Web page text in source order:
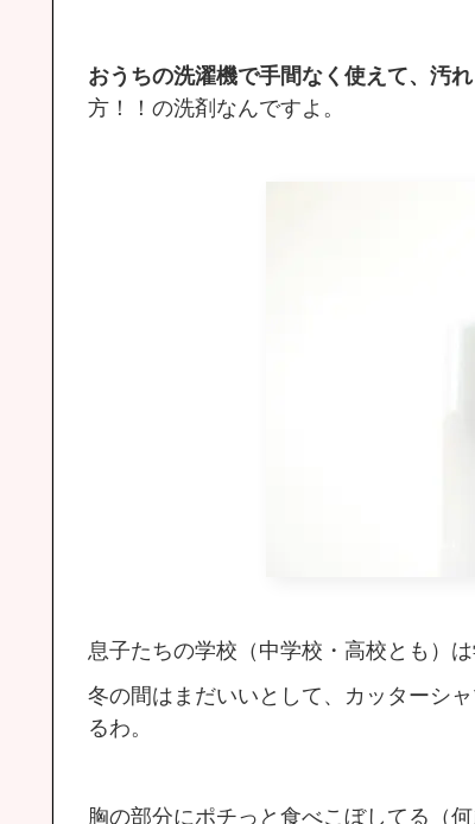
おうちの洗濯機で手間なく使えて、汚
方！！の洗剤なんですよ。
息子たちの学校（中学校・高校とも）
冬の間はまだいいとして、カッターシ
るわ。
胸の部分にポチっと食べこぼしてる（何